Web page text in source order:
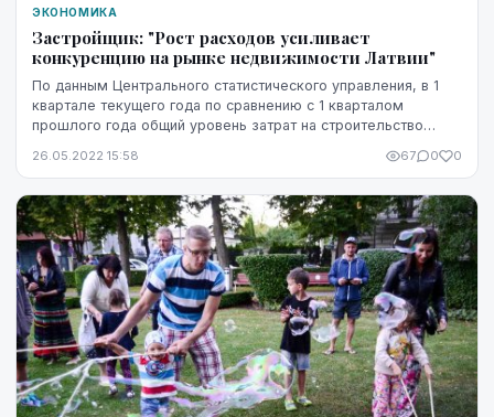
ЭКОНОМИКА
Застройщик: "Рост расходов усиливает
конкуренцию на рынке недвижимости Латвии"
По данным Центрального статистического управления, в 1
квартале текущего года по сравнению с 1 кварталом
прошлого года общий уровень затрат на строительство
26.05.2022 15:58 67 0 0